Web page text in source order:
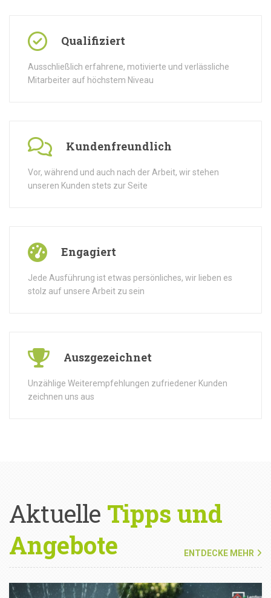
Qualifiziert
Ausschließlich erfahrene, motivierte und verlässliche
Mitarbeiter auf höchstem Niveau
Kundenfreundlich
Vor, während und auch nach der Arbeit, wir stehen
unseren Kunden stets zur Seite
Engagiert
Jede Ausführung ist etwas persönliches, wir lieben es
stolz auf unsere Arbeit zu sein
Auszgezeichnet
Unzählige Weiterempfehlungen zufriedener Kunden
zeichnen uns aus
Aktuelle Tipps und
Angebote
ENTDECKE MEHR